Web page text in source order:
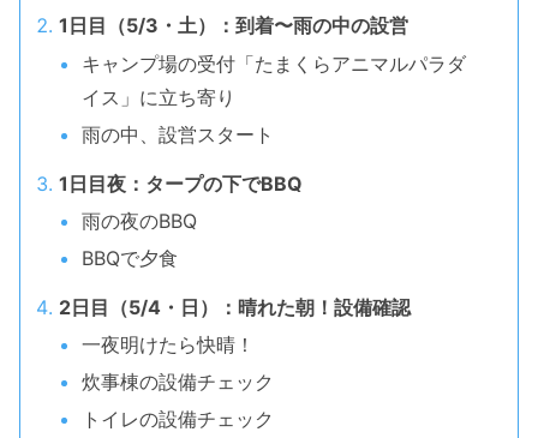
1日目（5/3・土）：到着〜雨の中の設営
キャンプ場の受付「たまくらアニマルパラダ
イス」に立ち寄り
雨の中、設営スタート
1日目夜：タープの下でBBQ
雨の夜のBBQ
BBQで夕食
2日目（5/4・日）：晴れた朝！設備確認
一夜明けたら快晴！
炊事棟の設備チェック
トイレの設備チェック